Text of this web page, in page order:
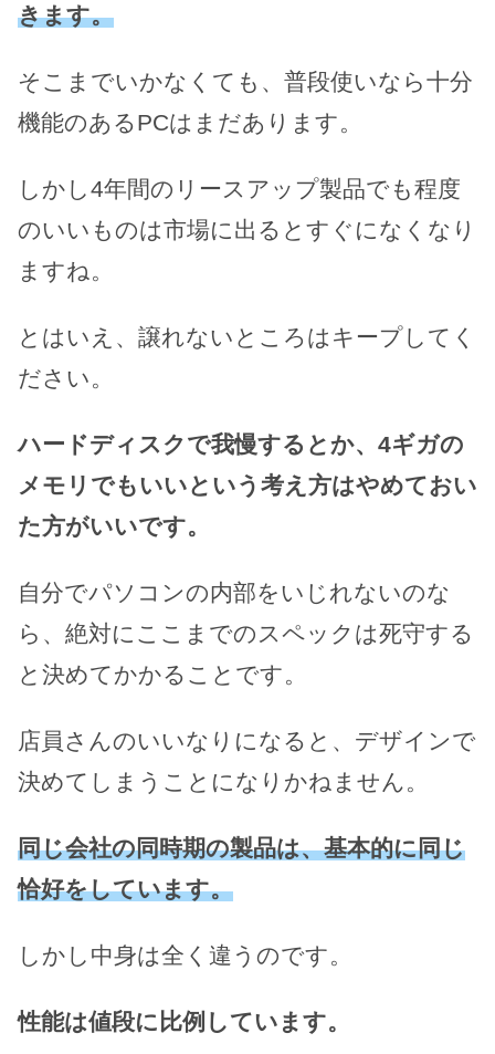
きます。
そこまでいかなくても、普段使いなら十分
機能のあるPCはまだあります。
しかし4年間のリースアップ製品でも程度
のいいものは市場に出るとすぐになくなり
ますね。
とはいえ、譲れないところはキープしてく
ださい。
ハードディスクで我慢するとか、4ギガの
メモリでもいいという考え方はやめておい
た方がいいです。
自分でパソコンの内部をいじれないのな
ら、絶対にここまでのスペックは死守する
と決めてかかることです。
店員さんのいいなりになると、デザインで
決めてしまうことになりかねません。
同じ会社の同時期の製品は、基本的に同じ
恰好をしています。
しかし中身は全く違うのです。
性能は値段に比例しています。